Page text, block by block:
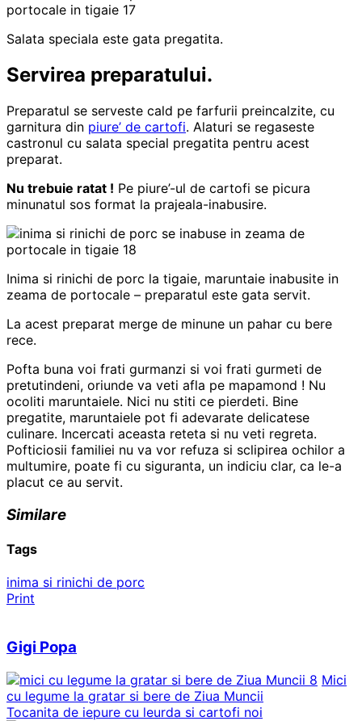
Salata speciala este gata pregatita.
Servirea preparatului.
Preparatul se serveste cald pe farfurii preincalzite, cu
garnitura din piure’ de cartofi. Alaturi se regaseste
castronul cu salata special pregatita pentru acest
preparat.
Nu trebuie ratat ! Pe piure’-ul de cartofi se picura
minunatul sos format la prajeala-inabusire.
Inima si rinichi de porc la tigaie, maruntaie inabusite in
zeama de portocale – preparatul este gata servit.
La acest preparat merge de minune un pahar cu bere
rece.
Pofta buna voi frati gurmanzi si voi frati gurmeti de
pretutindeni, oriunde va veti afla pe mapamond ! Nu
ocoliti maruntaiele. Nici nu stiti ce pierdeti. Bine
pregatite, maruntaiele pot fi adevarate delicatese
culinare. Incercati aceasta reteta si nu veti regreta.
Pofticiosii familiei nu va vor refuza si sclipirea ochilor a
multumire, poate fi cu siguranta, un indiciu clar, ca le-a
placut ce au servit.
Similare
Tags
inima si rinichi de porc
Print
Gigi Popa
Mici
cu legume la gratar si bere de Ziua Muncii
Tocanita de iepure cu leurda si cartofi noi